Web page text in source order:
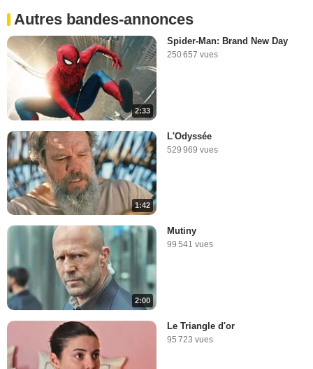
Autres bandes-annonces
2:33
Spider-Man: Brand New Day
250 657 vues
1:42
L'Odyssée
529 969 vues
2:00
Mutiny
99 541 vues
Le Triangle d'or
95 723 vues